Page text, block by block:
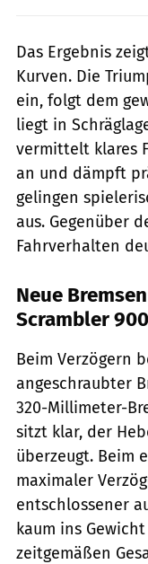
Das Ergebnis
Kurven. Die
ein, folgt dem
liegt in
vermittelt klares
an und dämpft
gelingen
aus. Gegenüber
Fahrverhalten
Neue
Scrambler 900
Beim Verzögern
angeschraubter
320-Millimeter-
sitzt klar, der
überzeugt. Beim
maximaler
entschlossener
kaum ins
zeitgemäßen